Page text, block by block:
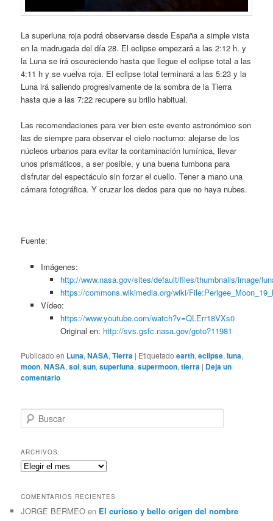
La superluna roja podrá observarse desde España a simple vista
en la madrugada del día 28. El eclipse empezará a las 2:12 h. y
la Luna se irá oscureciendo hasta que llegue el eclipse total a las
4:11 h y se vuelva roja. El eclipse total terminará a las 5:23 y la
Luna irá saliendo progresivamente de la sombra de la Tierra
hasta que a las 7:22 recupere su brillo habitual.
Las recomendaciones para ver bien este evento astronómico son
las de siempre para observar el cielo nocturno: alejarse de los
núcleos urbanos para evitar la contaminación lumínica, llevar
unos prismáticos, a ser posible, y una buena tumbona para
disfrutar del espectáculo sin forzar el cuello. Tener a mano una
cámara fotográfica. Y cruzar los dedos para que no haya nubes.
Fuente:
Imágenes:
http://www.nasa.gov/sites/default/files/thumbnails/image/
https://commons.wikimedia.org/wiki/
Vídeo:
https://www.youtube.com/watch?v=QLErr18VXs0
Original en: http://svs.gsfc.nasa.gov/goto?11981
Publicado en Luna,NASA,Tierra | Etiquetado earth,eclipse,luna,
moon,NASA,sol,sun,superluna,supermoon,tierra | Deja un
comentario
u
c
a
r
ARCHIVOS:
Archivos:
COMENTARIOS RECIENTES
JORGE BERMEO en El curioso y bello origen del nombre